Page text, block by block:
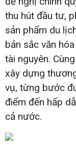
thu hút đầu tư,
sản phẩm du
bản sắc văn
tài nguyên.
xây dựng
vụ, từng bước
điểm đến hấp
cả nước.